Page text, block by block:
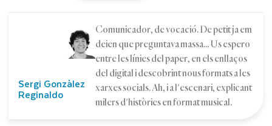
Sergi Gonzàlez
Reginaldo
Comunicador, de vocació. De petit ja em
deien que preguntava massa... Us espero
entre les línies del paper, en els enllaços
del digital i descobrint nous formats a les
xarxes socials. Ah, i a l'escenari, explicant
milers d'històries en format musical.